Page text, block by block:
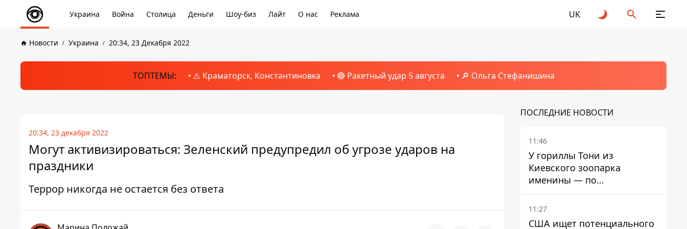
Украина Война Столица Деньги Шоу-биз Лайт О нас Реклама UK
Новости Украина 20:34, 23 Декабря 2022
ТОПТЕМЫ: ⚠️ Краматорск, Константиновка 🔴 Ракетный удар 5 августа 🔎 Ольга Стефанишина
20:34, 23 декабря 2022
Могут активизироваться: Зеленский предупредил об угрозе ударов на
праздники
Террор никогда не остается без ответа
ПОСЛЕДНИЕ НОВОСТИ
11:46
У гориллы Тони из
Киевского зоопарка
именины — по
человеческим меркам ему
уже больше 90 лет
11:27
США ищет потенциального